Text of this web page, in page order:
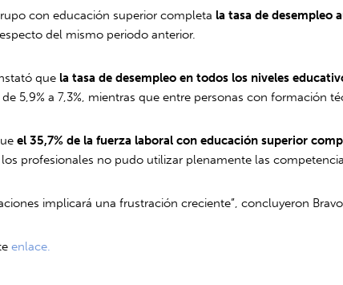
con educación superior completa la tasa de desempleo
del mismo periodo anterior.
que la tasa de desempleo en todos los niveles
5,9% a 7,3%, mientras que entre personas con formación
el 35,7% de la fuerza laboral con educación superior
profesionales no pudo utilizar plenamente las
implicará una frustración creciente”, concluyeron
enlace.